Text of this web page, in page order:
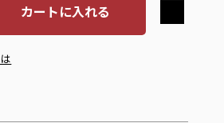
カートに入れる